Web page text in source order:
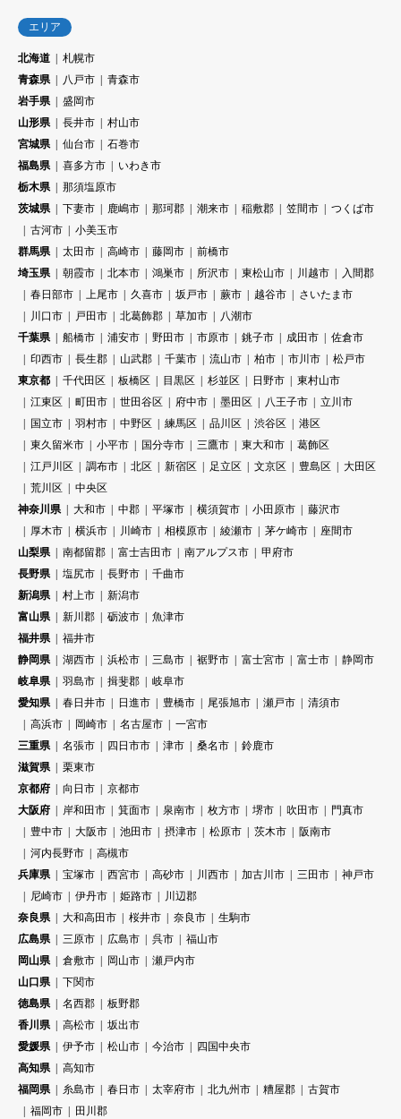
エリア
北海道
札幌市
青森県
八戸市
青森市
岩手県
盛岡市
山形県
長井市
村山市
宮城県
仙台市
石巻市
福島県
喜多方市
いわき市
栃木県
那須塩原市
茨城県
下妻市 鹿嶋市 那珂郡 潮来市 稲敷郡 笠間市
つくば市
古河市
小美玉市
群馬県
太田市 高崎市 藤岡市
前橋市
埼玉県
朝霞市 北本市 鴻巣市 所沢市 東松山市 川越市
入間郡
春日部市
上尾市 久喜市 坂戸市 蕨市 越谷市
さいたま市
川口市
戸田市 北葛飾郡 草加市
八潮市
千葉県
船橋市 浦安市 野田市 市原市 銚子市 成田市
佐倉市
印西市
長生郡 山武郡 千葉市 流山市 柏市 市川市
松戸市
東京都
千代田区 板橋区 目黒区 杉並区 日野市
東村山市
江東区
町田市 世田谷区 府中市 墨田区 八王子市
立川市
国立市
羽村市 中野区 練馬区 品川区 渋谷区
港区
東久留米市
小平市 国分寺市 三鷹市 東大和市
葛飾区
江戸川区
調布市 北区 新宿区 足立区 文京区 豊島区
大田区
荒川区
中央区
神奈川県
大和市 中郡 平塚市 横須賀市 小田原市
藤沢市
厚木市
横浜市 川崎市 相模原市 綾瀬市 茅ケ崎市
座間市
山梨県
南都留郡 富士吉田市 南アルプス市
甲府市
長野県
塩尻市 長野市
千曲市
新潟県
村上市
新潟市
富山県
新川郡 砺波市
魚津市
福井県
福井市
静岡県
湖西市 浜松市 三島市 裾野市 富士宮市 富士市
静岡市
岐阜県
羽島市 揖斐郡
岐阜市
愛知県
春日井市 日進市 豊橋市 尾張旭市 瀬戸市
清須市
高浜市
岡崎市 名古屋市
一宮市
三重県
名張市 四日市市 津市 桑名市
鈴鹿市
滋賀県
栗東市
京都府
向日市
京都市
大阪府
岸和田市 箕面市 泉南市 枚方市 堺市 吹田市
門真市
豊中市
大阪市 池田市 摂津市 松原市 茨木市
阪南市
河内長野市
高槻市
兵庫県
宝塚市 西宮市 高砂市 川西市 加古川市 三田市
神戸市
尼崎市
伊丹市 姫路市
川辺郡
奈良県
大和高田市 桜井市 奈良市
生駒市
広島県
三原市 広島市 呉市
福山市
岡山県
倉敷市 岡山市
瀬戸内市
山口県
下関市
徳島県
名西郡
板野郡
香川県
高松市
坂出市
愛媛県
伊予市 松山市 今治市
四国中央市
高知県
高知市
福岡県
糸島市 春日市 太宰府市 北九州市 糟屋郡
古賀市
福岡市
田川郡